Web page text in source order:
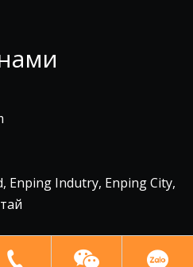
Enping Indutry, Enping City,